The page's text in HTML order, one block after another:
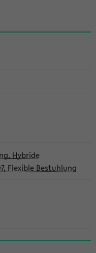
Hybride
Flexible Bestuhlung